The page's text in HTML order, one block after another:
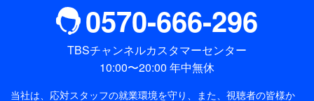
0570-666-296
TBSチャンネルカスタマーセンター
10:00〜20:00 年中無休
当社は、応対スタッフの就業環境を守り、また、視聴者の皆様か